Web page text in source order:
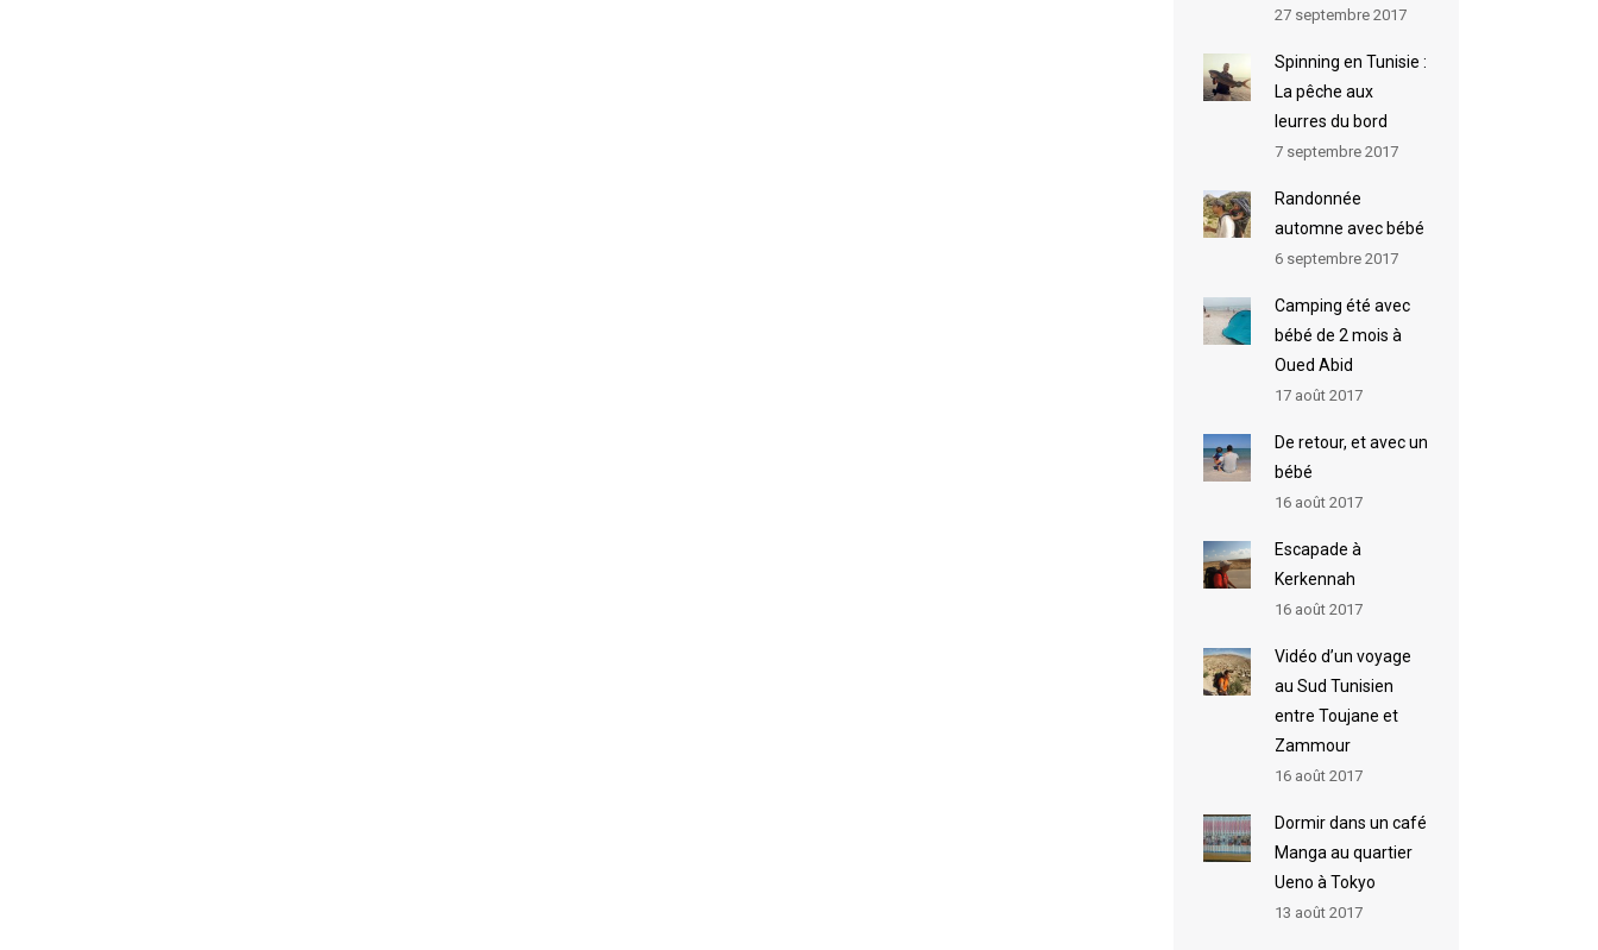
27 septembre 2017
Spinning en Tunisie :
La pêche aux
leurres du bord
7 septembre 2017
Randonnée
automne avec bébé
6 septembre 2017
Camping été avec
bébé de 2 mois à
Oued Abid
17 août 2017
De retour, et avec un
bébé
16 août 2017
Escapade à
Kerkennah
16 août 2017
Vidéo d’un voyage
au Sud Tunisien
entre Toujane et
Zammour
16 août 2017
Dormir dans un café
Manga au quartier
Ueno à Tokyo
13 août 2017